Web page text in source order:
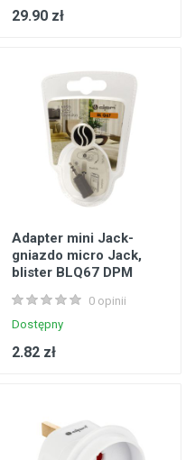
29.90 zł
Adapter mini Jack-
gniazdo micro Jack,
blister BLQ67 DPM
0 opinii
Dostępny
2.82 zł